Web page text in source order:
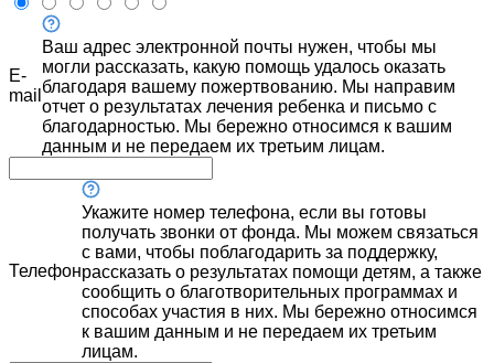
E-
mail
Ваш адрес электронной почты нужен, чтобы мы
могли рассказать, какую помощь удалось оказать
благодаря вашему пожертвованию. Мы направим
отчет о результатах лечения ребенка и письмо с
благодарностью. Мы бережно относимся к вашим
данным и не передаем их третьим лицам.
Телефон
Укажите номер телефона, если вы готовы
получать звонки от фонда. Мы можем связаться
с вами, чтобы поблагодарить за поддержку,
рассказать о результатах помощи детям, а также
сообщить о благотворительных программах и
способах участия в них. Мы бережно относимся
к вашим данным и не передаем их третьим
лицам.